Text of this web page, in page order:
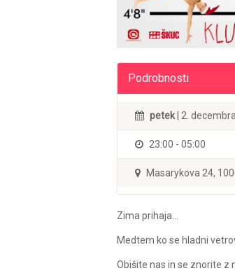
Podrobnosti
petek| 2.
23:00 - 05:00
Masarykova 24,
Zima prihaja…
Medtem ko se hladni
Obišite nas in se znorite z